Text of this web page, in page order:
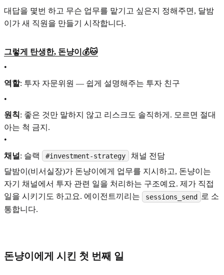
대답을 몇번 하고 무슨 업무를 맡기고 싶은지 정해주면, 달밤
이가 새 직원을 만들기 시작합니다.
그렇게 탄생한, 돈냥이💰🐱
•
역할: 투자 자문위원 — 쉽게 설명해주는 투자 친구
•
원칙: 좋은 것만 말하지 않고 리스크도 솔직하게. 모르면 절대
아는 척 금지.
•
채널 : 슬랙 #investment-strategy
채널 전담
달밤이(비서실장)가 돈냥이에게 업무를 지시하고, 돈냥이는
자기 채널에서 투자 관련 일을 처리하는 구조예요. 제가 직접
일을 시키기도 하고요. 에이전트끼리는
sessions_send
로 소
통합니다.
돈냥이에게 시킨 첫 번째 일